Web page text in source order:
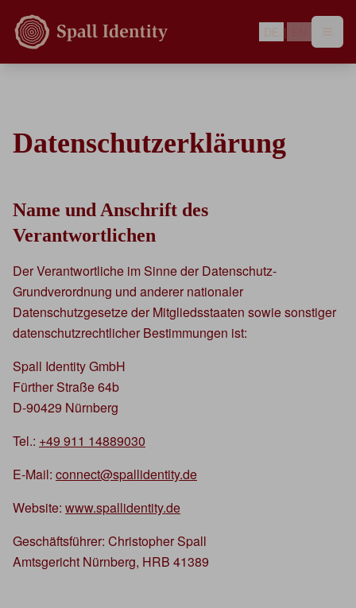
DE |
Datenschutzerklärung
Name und Anschrift des
Verantwortlichen
Der Verantwortliche im Sinne der Datenschutz-
Grundverordnung und anderer nationaler
Datenschutzgesetze der Mitgliedsstaaten sowie sonstiger
datenschutzrechtlicher Bestimmungen ist:
Spall Identity GmbH
Fürther Straße 64b
D-90429 Nürnberg
Tel.: +49 911 14889030
E-Mail: connect@spallidentity.de
Website: www.spallidentity.de
Geschäftsführer: Christopher Spall
Amtsgericht Nürnberg, HRB 41389